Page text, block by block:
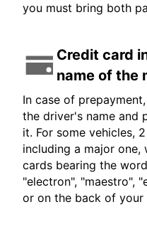
you must bring both
Credit card
name of the
In case of
the driver's name and
it. For some vehicles,
including a major one,
cards bearing the
"electron", "maestro",
or on the back of